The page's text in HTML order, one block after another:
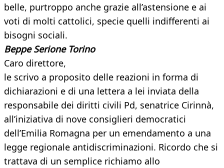
belle, purtroppo anche grazie all’astensione e ai
voti di molti cattolici, specie quelli indifferenti ai
bisogni sociali.
Beppe Serione Torino
Caro direttore,
le scrivo a proposito delle reazioni in forma di
dichiarazioni e di una lettera a lei inviata della
responsabile dei diritti civili Pd, senatrice Cirinnà,
all’iniziativa di nove consiglieri democratici
dell’Emilia Romagna per un emendamento a una
legge regionale antidiscriminazioni. Ricordo che si
trattava di un semplice richiamo allo